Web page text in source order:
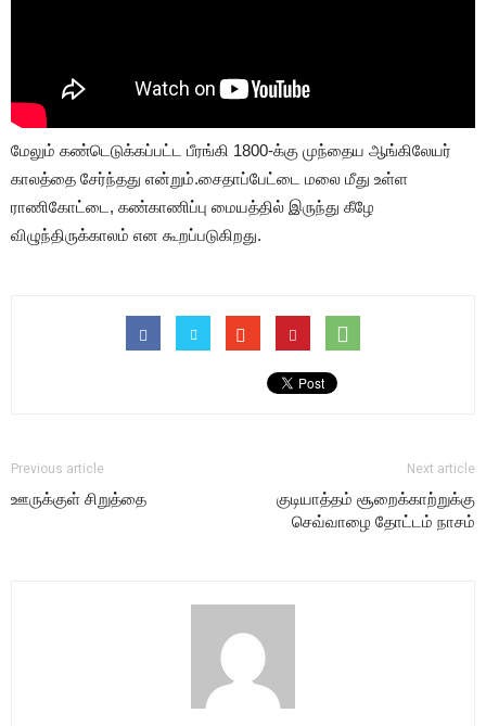
மேலும் கண்டெடுக்கப்பட்ட பீரங்கி 1800-க்கு முந்தைய ஆங்கிலேயர்
காலத்தை சேர்ந்தது என்றும்.சைதாப்பேட்டை மலை மீது உள்ள
ராணிகோட்டை, கண்காணிப்பு மையத்தில் இருந்து கீழே
விழுந்திருக்காலம் என கூறப்படுகிறது.
Previous article
ஊருக்குள் சிறுத்தை
Next article
குடியாத்தம் சூறைக்காற்றுக்கு
செவ்வாழை தோட்டம் நாசம்